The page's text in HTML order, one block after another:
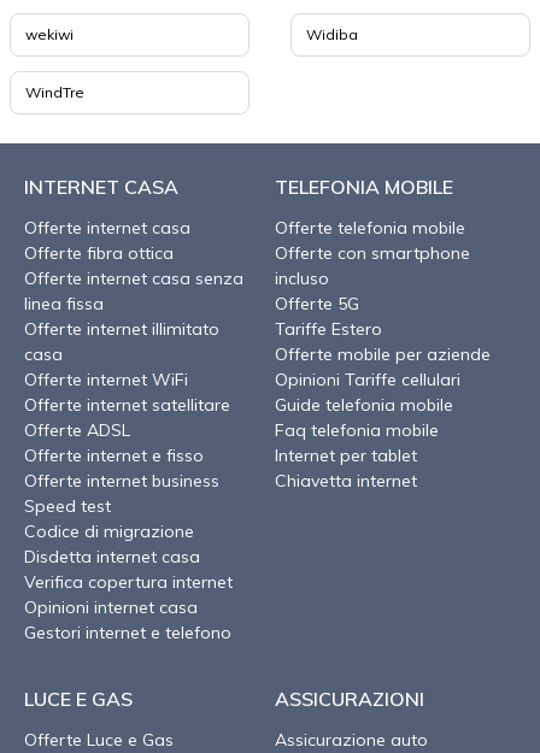
wekiwi Widiba
WindTre
INTERNET CASA
Offerte internet casa
Offerte fibra ottica
Offerte internet casa senza
linea fissa
Offerte internet illimitato
casa
Offerte internet WiFi
Offerte internet satellitare
Offerte ADSL
Offerte internet e fisso
Offerte internet business
Speed test
Codice di migrazione
Disdetta internet casa
Verifica copertura internet
Opinioni internet casa
Gestori internet e telefono
TELEFONIA MOBILE
Offerte telefonia mobile
Offerte con smartphone
incluso
Offerte 5G
Tariffe Estero
Offerte mobile per aziende
Opinioni Tariffe cellulari
Guide telefonia mobile
Faq telefonia mobile
Internet per tablet
Chiavetta internet
LUCE E GAS
Offerte Luce e Gas
ASSICURAZIONI
Assicurazione auto